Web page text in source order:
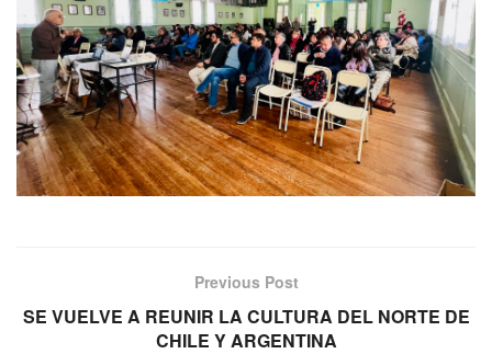
Previous Post
SE VUELVE A REUNIR LA CULTURA DEL NORTE DE
CHILE Y ARGENTINA